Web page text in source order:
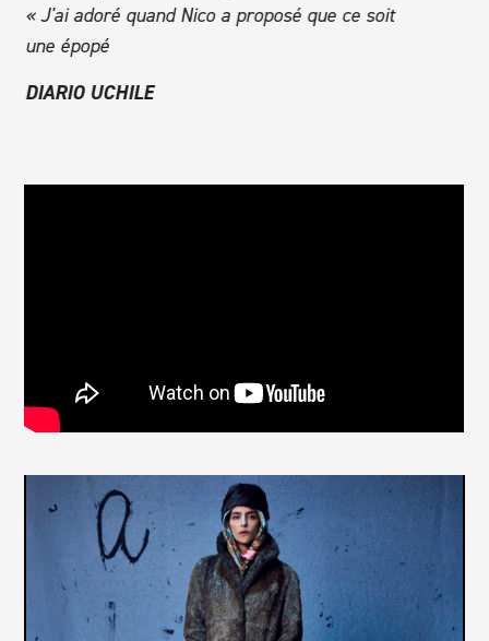
« J'ai adoré quand Nico a proposé que ce soit
une épopé
DIARIO UCHILE